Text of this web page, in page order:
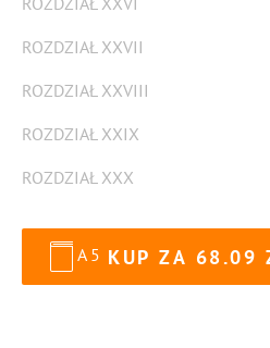
ROZDZIAŁ XXVII
ROZDZIAŁ XXVIII
ROZDZIAŁ XXIX
ROZDZIAŁ XXX
A5 KUP ZA 68.09